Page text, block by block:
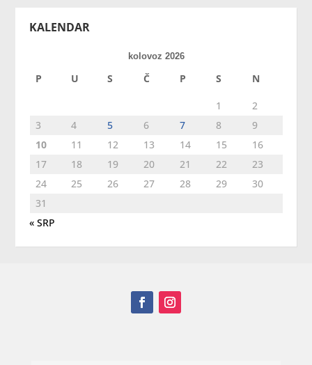
KALENDAR
kolovoz 2026
P U S Č P S N
1
2
3
4 5 6 7 8
9
10
11 12 13 14 15
16
17
18 19 20 21 22
23
24
25 26 27 28 29
30
31
« SRP